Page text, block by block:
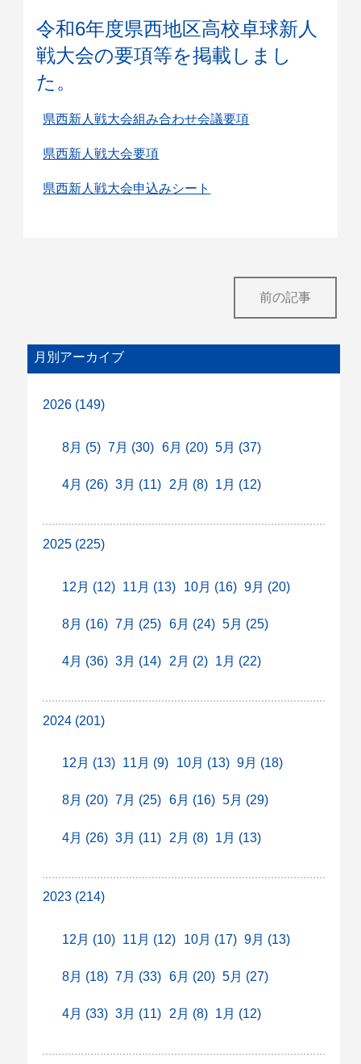
令和6年度県西地区高校卓球新人
戦大会の要項等を掲載しまし
た。
県西新人戦大会組み合わせ会議要項
県西新人戦大会要項
県西新人戦大会申込みシート
前の記事
月別アーカイブ
2026 (149)
8月 (5) 7月 (30) 6月 (20) 5月 (37)
4月 (26) 3月 (11) 2月 (8) 1月 (12)
2025 (225)
12月 (12) 11月 (13) 10月 (16) 9月 (20)
8月 (16) 7月 (25) 6月 (24) 5月 (25)
4月 (36) 3月 (14) 2月 (2) 1月 (22)
2024 (201)
12月 (13) 11月 (9) 10月 (13) 9月 (18)
8月 (20) 7月 (25) 6月 (16) 5月 (29)
4月 (26) 3月 (11) 2月 (8) 1月 (13)
2023 (214)
12月 (10) 11月 (12) 10月 (17) 9月 (13)
8月 (18) 7月 (33) 6月 (20) 5月 (27)
4月 (33) 3月 (11) 2月 (8) 1月 (12)